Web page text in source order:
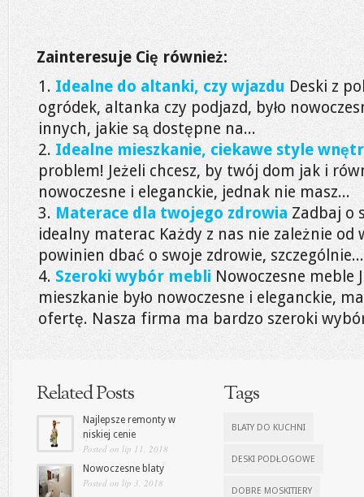
Zainteresuje Cię również:
Idealne do altanki, czy wjazdu Deski z
ogródek, altanka czy podjazd, było
innych, jakie są dostępne na...
Idealne mieszkanie, ciekawe style
problem! Jeżeli chcesz, by twój dom jak i
nowoczesne i eleganckie, jednak nie masz...
Materace dla twojego zdrowia Zadbaj o
idealny materac Każdy z nas nie zależnie od
powinien dbać o swoje zdrowie, szczególnie...
Szeroki wybór mebli Nowoczesne meble
mieszkanie było nowoczesne i eleganckie,
ofertę. Nasza firma ma bardzo szeroki
Related Posts
Najlepsze remonty w
niskiej cenie
Posted on lip 11, 2018
Nowoczesne blaty
Posted on lip 3, 2018
Tags
BLATY DO KUCHNI
DESKI PODŁOGOWE
DOBRE MOSKITIERY